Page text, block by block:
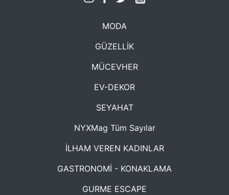
MODA
GÜZELLİK
MÜCEVHER
EV-DEKOR
SEYAHAT
NYXMag Tüm Sayılar
İLHAM VEREN KADINLAR
GASTRONOMİ - KONAKLAMA
GURME ESCAPE